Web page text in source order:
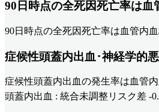
90日時点の全死因死亡率は
90日時点の全死因死亡率は血管内血
症候性頭蓋内出血･神経学的
症候性頭蓋内出血の発生率は血管
頭蓋内出血 : 統合未調整リスク差 -